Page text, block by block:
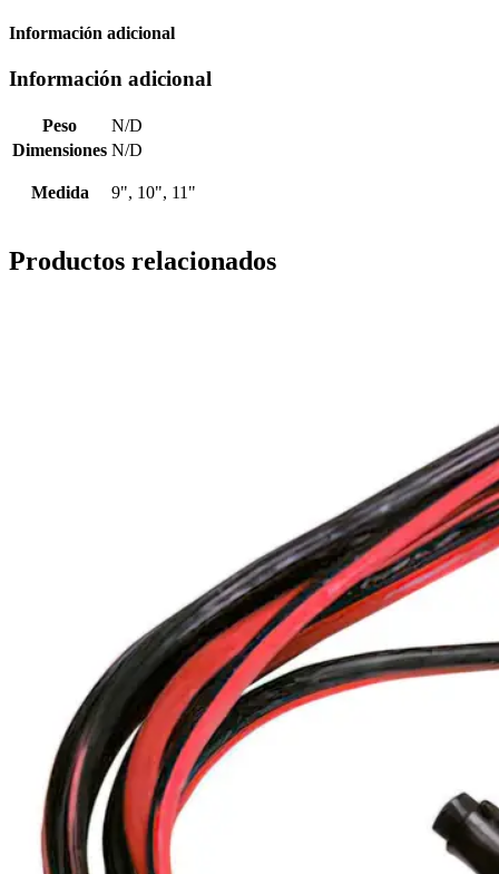
Información adicional
Información adicional
Peso
N/D
Dimensiones N/D
Medida 9", 10", 11"
Productos relacionados